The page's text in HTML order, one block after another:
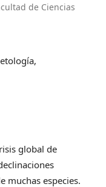
de Ciencias
global de
muchas especies.